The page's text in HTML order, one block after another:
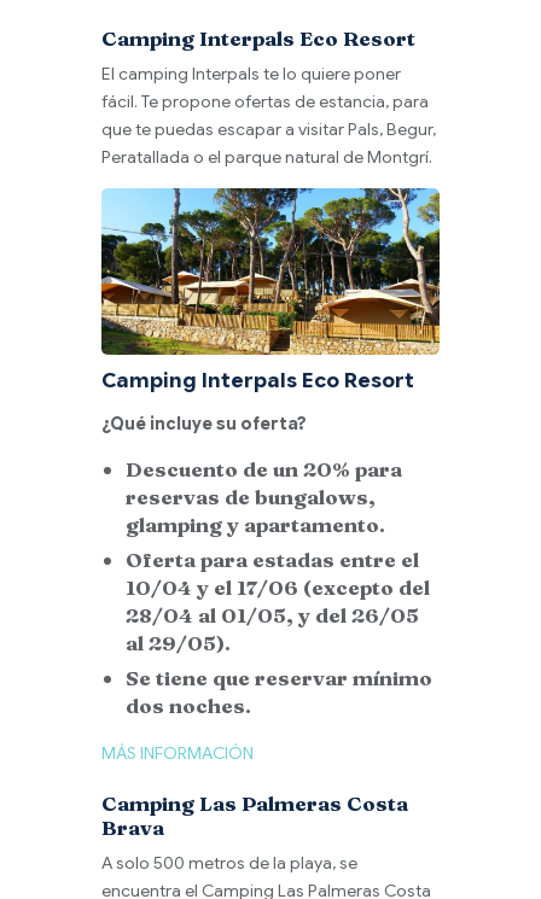
Camping Interpals Eco Resort
El camping Interpals te lo quiere poner
fácil. Te propone ofertas de estancia, para
que te puedas escapar a visitar Pals, Begur,
Peratallada o el parque natural de Montgrí.
Camping Interpals Eco Resort
¿Qué incluye su oferta?
Descuento de un 20% para
reservas de bungalows,
glamping y apartamento.
Oferta para estadas entre el
10/04 y el 17/06 (excepto del
28/04 al 01/05, y del 26/05
al 29/05).
Se tiene que reservar mínimo
dos noches.
MÁS INFORMACIÓN
Camping Las Palmeras Costa
Brava
A solo 500 metros de la playa, se
encuentra el Camping Las Palmeras Costa